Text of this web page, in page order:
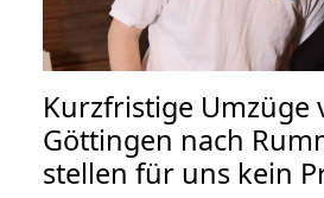
Kurzfristige Umzüge
Göttingen nach
stellen für uns kein